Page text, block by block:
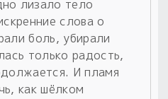
лизало тело
слова о
боль, убирали
только радость,
И пламя
как шёлком